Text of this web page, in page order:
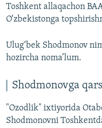
Toshkent allaqachon
O‘zbekistonga
Ulug‘bek Shodmonov
hozircha noma’lum.
Shodmonovga
"Ozodlik" ixtiyorida
Shodmonovni